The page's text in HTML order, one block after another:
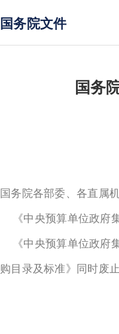
国务院文件
国务
国务院各部委、各直属
《中央预算单位政府
《中央预算单位政府
购目录及标准》同时废